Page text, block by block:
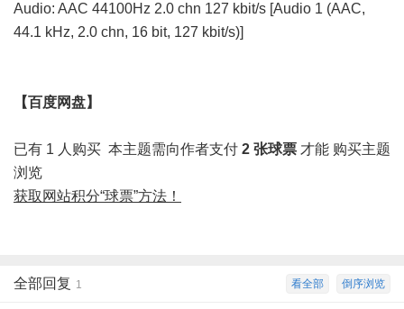
Audio: AAC 44100Hz 2.0 chn 127 kbit/s [Audio 1 (AAC,
44.1 kHz, 2.0 chn, 16 bit, 127 kbit/s)]
【百度网盘】
购买主题
已有 1 人购买 本主题需向作者支付 2 张球票 才能
浏览
获取网站积分“球票”方法！
倒序浏览
看全部
全部回复 1